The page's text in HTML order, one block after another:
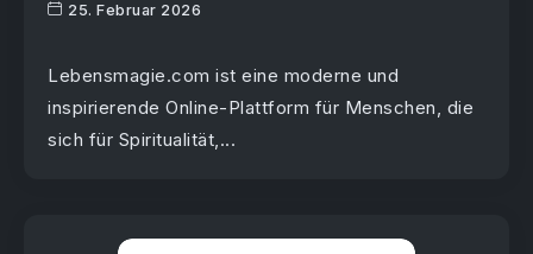
25. Februar 2026
Lebensmagie.com ist eine moderne und
inspirierende Online-Plattform für Menschen, die
sich für Spiritualität,...